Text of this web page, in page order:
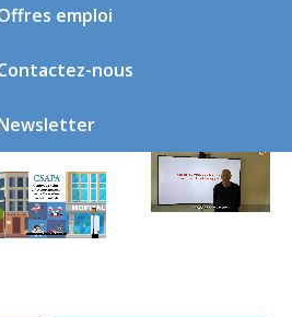
emploi
nous
prévention